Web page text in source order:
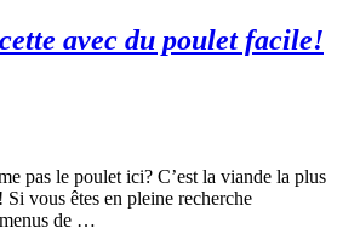
avec du poulet facile!
pas le poulet ici? C’est la viande la plus
Si vous êtes en pleine recherche
de …